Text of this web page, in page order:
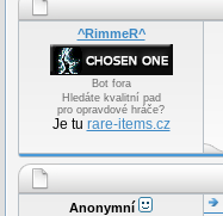
^RimmeR^
Bot fora
Hledáte kvalitní pad
pro opravdové hráče?
Je tu rare-items.cz
Anonymní